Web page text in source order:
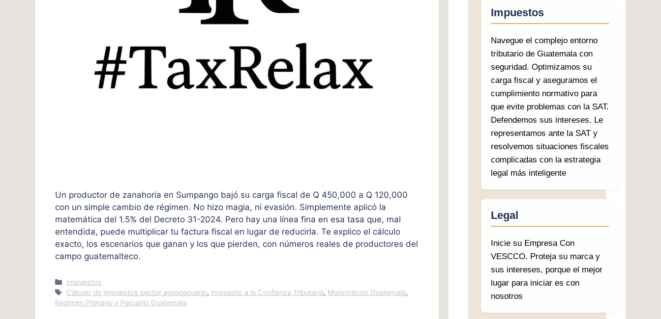
Un productor de zanahoria en Sumpango bajó su carga fiscal de Q 450,000 a Q 120,000
con un simple cambio de régimen. No hizo magia, ni evasión. Simplemente aplicó la
matemática del 1.5% del Decreto 31-2024. Pero hay una línea fina en esa tasa que, mal
entendida, puede multiplicar tu factura fiscal en lugar de reducirla. Te explico el cálculo
exacto, los escenarios que ganan y los que pierden, con números reales de productores del
campo guatemalteco.
Categories
Impuestos
Tags
Cálculo de impuestos sector agropecuario, Impuesto a la Confianza Tributaria, Monotributo Guatemala,
Régimen Primario y Pecuario Guatemala
Impuestos
Navegue el complejo entorno
tributario de Guatemala con
seguridad. Optimizamos su
carga fiscal y aseguramos el
cumplimiento normativo para
que evite problemas con la SAT.
Defendemos sus intereses. Le
representamos ante la SAT y
resolvemos situaciones fiscales
complicadas con la estrategia
legal más inteligente
Legal
Inicie su Empresa Con
VESCCO. Proteja su marca y
sus intereses, porque el mejor
lugar para iniciar es con
nosotros